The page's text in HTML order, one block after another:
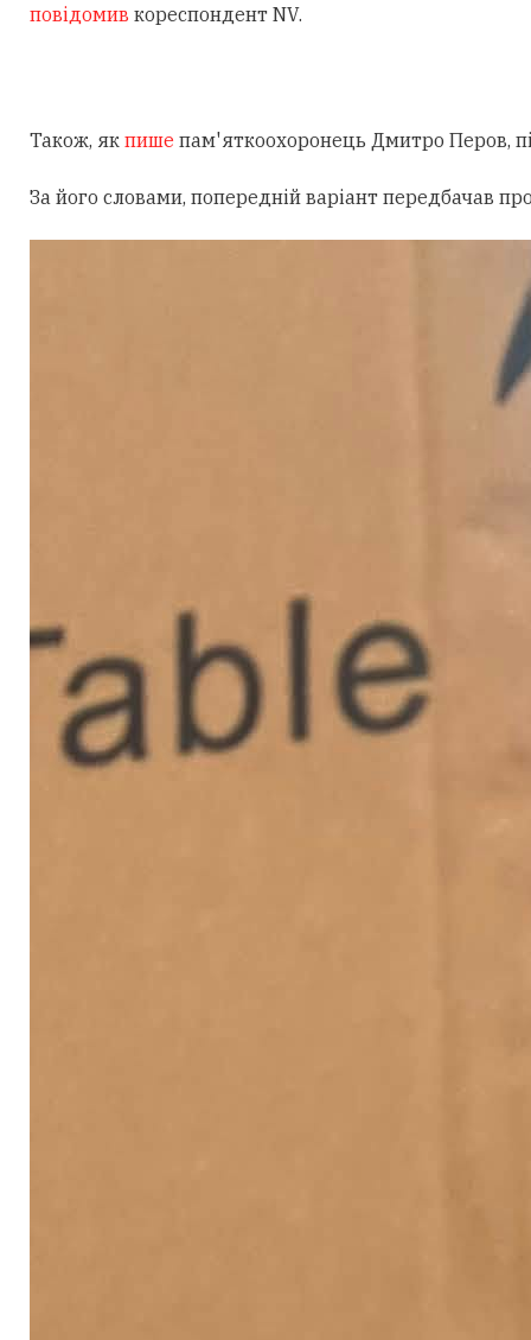
повідомив кореспондент NV.
Також, як пише пам'яткоохоронець Дмитро Перов,
За його словами, попередній варіант передбачав